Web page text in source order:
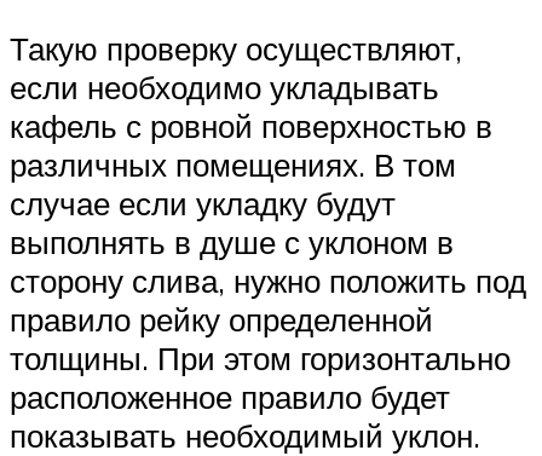
Такую проверку осуществляют,
если необходимо укладывать
кафель с ровной поверхностью в
различных помещениях. В том
случае если укладку будут
выполнять в душе с уклоном в
сторону слива, нужно положить под
правило рейку определенной
толщины. При этом горизонтально
расположенное правило будет
показывать необходимый уклон.